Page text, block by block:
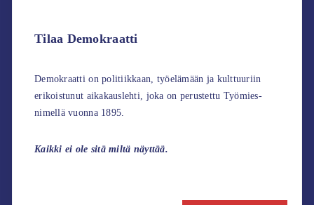
Tilaa Demokraatti
Demokraatti on politiikkaan, työelämään ja kulttuuriin
erikoistunut aikakauslehti, joka on perustettu Työmies-
nimellä vuonna 1895.
Kaikki ei ole sitä miltä näyttää.